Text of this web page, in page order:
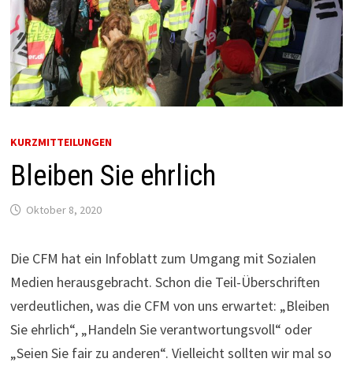
KURZMITTEILUNGEN
Bleiben Sie ehrlich
Oktober 8, 2020
Die CFM hat ein Infoblatt zum Umgang mit Sozialen
Medien herausgebracht. Schon die Teil-Überschriften
verdeutlichen, was die CFM von uns erwartet: „Bleiben
Sie ehrlich“, „Handeln Sie verantwortungsvoll“ oder
„Seien Sie fair zu anderen“. Vielleicht sollten wir mal so